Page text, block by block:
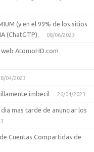
(y en el 99% de los sitios
(ChatGTP).
08/06/2023
web AtomoHD.com
04/2023
imbecil 26/04/2023
mas tarde de anunciar los
Cuentas Compartidas de